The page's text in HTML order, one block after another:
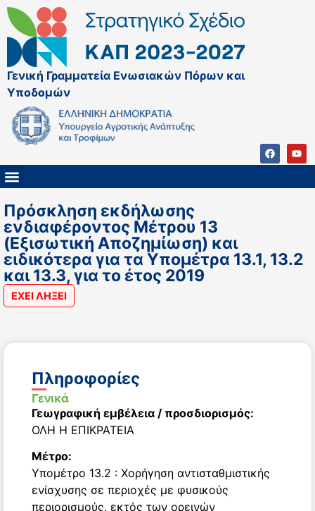
Γενική Γραμματεία Ενωσιακών Πόρων και
Υποδομών
Πρόσκληση εκδήλωσης
ενδιαφέροντος Μέτρου 13
(Εξισωτική Αποζημίωση) και
ειδικότερα για τα Υπομέτρα 13.1, 13.2
και 13.3, για το έτος 2019
ΕΧΕΙ ΛΗΞΕΙ
Πληροφορίες
Γενικά
Γεωγραφική εμβέλεια / προσδιορισμός:
ΟΛΗ Η ΕΠΙΚΡΑΤΕΙΑ
Μέτρο:
Υπομέτρο 13.2 : Χορήγηση αντισταθμιστικής
ενίσχυσης σε περιοχές με φυσικούς
περιορισμούς, εκτός των ορεινών